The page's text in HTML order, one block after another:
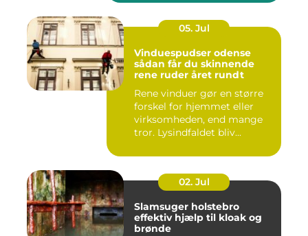
05. Jul
Vinduespudser odense
sådan får du skinnende
rene ruder året rundt
Rene vinduer gør en større
forskel for hjemmet eller
virksomheden, end mange
tror. Lysindfaldet bliv...
02. Jul
Slamsuger holstebro
effektiv hjælp til kloak og
brønde